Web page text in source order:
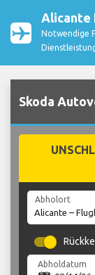
Alicante
Notwendige
Skoda
Abholort
Abholdatum